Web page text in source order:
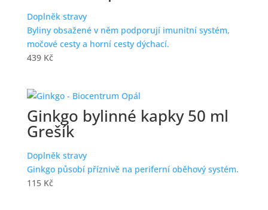
Doplněk stravy
Byliny obsažené v něm podporují imunitní systém,
močové cesty a horní cesty dýchací.
439 Kč
Ginkgo bylinné kapky 50 ml
Grešík
Doplněk stravy
Ginkgo působí příznivě na periferní oběhový systém.
115 Kč